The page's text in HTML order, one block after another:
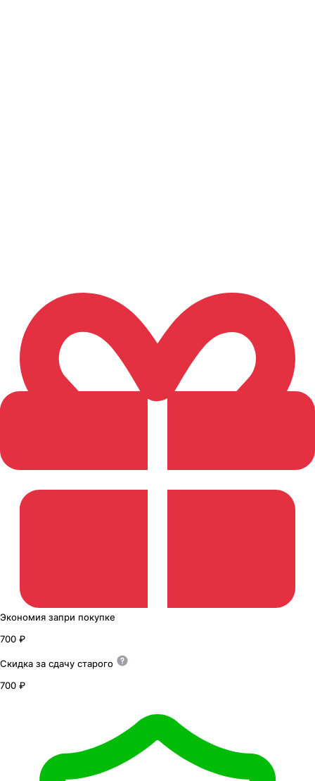
Экономия запри покупке
700 ₽
Скидка за сдачу старого
700 ₽